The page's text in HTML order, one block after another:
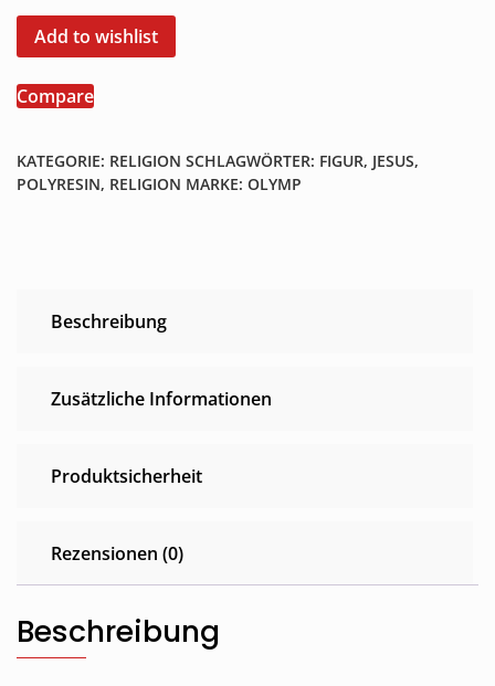
aus
Polyresin,
cm
Add to wishlist
Compare
KATEGORIE: RELIGION SCHLAGWÖRTER: FIGUR, JESUS,
POLYRESIN, RELIGION MARKE: OLYMP
Beschreibung
Zusätzliche Informationen
Produktsicherheit
Rezensionen (0)
Beschreibung